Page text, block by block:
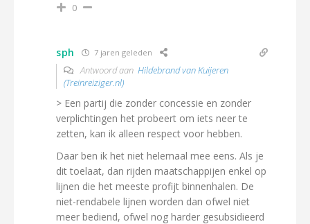
0
sph 7 jaren geleden
Antwoord aan Hildebrand van Kuijeren
(Treinreiziger.nl)
> Een partij die zonder concessie en zonder
verplichtingen het probeert om iets neer te
zetten, kan ik alleen respect voor hebben.
Daar ben ik het niet helemaal mee eens. Als je
dit toelaat, dan rijden maatschappijen enkel op
lijnen die het meeste profijt binnenhalen. De
niet-rendabele lijnen worden dan ofwel niet
meer bediend, ofwel nog harder gesubsidieerd